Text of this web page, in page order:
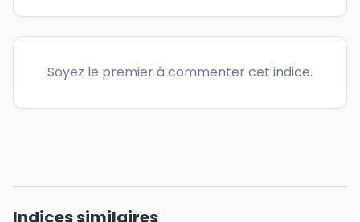
Soyez le premier à commenter cet indice.
Indices similaires